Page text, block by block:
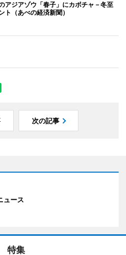
アジアゾウ「春子」にカボチャ－冬至
ト（あべの経済新聞）
次の記事
ュース
特集